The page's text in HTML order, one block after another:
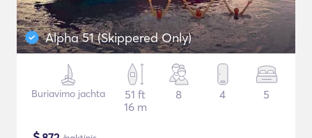
Alpha 51 (Skippered Only)
Buriavimo jachta
51 ft
16 m
8 4 5